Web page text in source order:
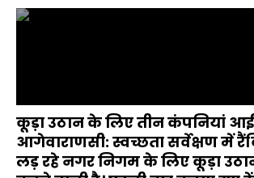
कूड़ा उठान के लिए तीन कंपनियां आईं
आगेवाराणसी: स्वच्छता सर्वेक्षण में
लड़ रहे नगर निगम के लिए कूड़ा